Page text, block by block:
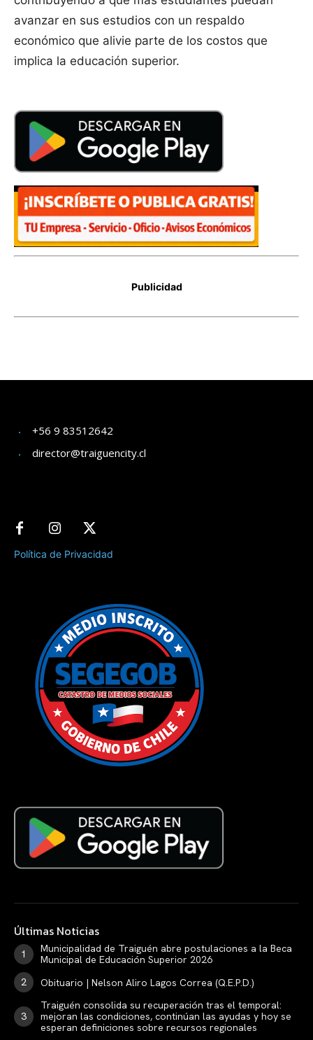
+56 9 83512642
director@traiguencity.cl
Política de Privacidad
Últimas Noticias
Municipalidad de Traiguén abre postulaciones a la Beca
Municipal de Educación Superior 2026
Obituario | Nelson Aliro Lagos Correa (Q.E.P.D.)
Traiguén consolida su recuperación tras el temporal:
mejoran las condiciones, continúan las ayudas y hoy se
esperan definiciones sobre recursos regionales